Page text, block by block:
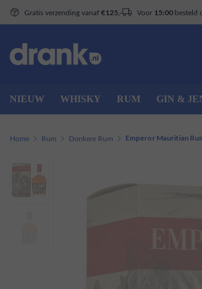
Gratis verzending vanaf €125,- Voor 15:00besteld
NIEUW WHISKY RUM GIN &
Home Rum Donkere Rum Emperor Mauritian